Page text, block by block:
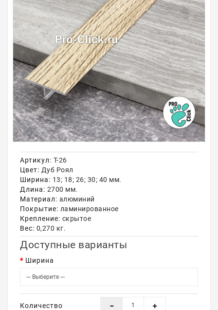
Обводы для труб
Алюминиевые профили
Крепёж и крепления
Садовая мебель
Оплата
Доставка
Самовывоз
Контакты
Акции
Артикул: Т-26
Цвет: Дуб Роял
Ширина: 13; 18; 26; 30; 40 мм.
Длина: 2700 мм.
Материал: алюминий
Покрытие: ламинированное
Крепление: скрытое
Вес: 0,270 кг.
Доступные варианты
Ширина
Количество